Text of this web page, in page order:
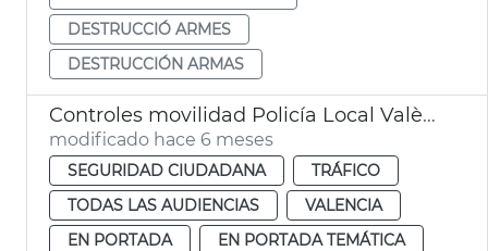
DESTRUCCIÓ ARMES
DESTRUCCIÓN ARMAS
Controles movilidad Policía Local València
modificado hace 6 meses
SEGURIDAD CIUDADANA
TRÁFICO
TODAS LAS AUDIENCIAS
VALENCIA
EN PORTADA
EN PORTADA TEMÁTICA